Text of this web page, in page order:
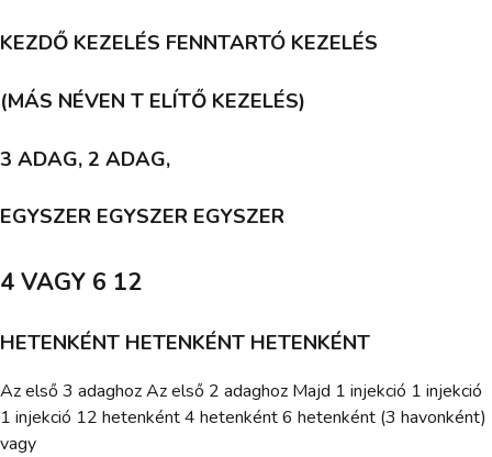
KEZDŐ KEZELÉS FENNTARTÓ KEZELÉS
(MÁS NÉVEN T ELÍTŐ KEZELÉS)
3 ADAG, 2 ADAG,
EGYSZER EGYSZER EGYSZER
4 VAGY 6 12
HETENKÉNT HETENKÉNT HETENKÉNT
Az első 3 adaghoz Az első 2 adaghoz Majd 1 injekció 1 injekció
1 injekció 12 hetenként 4 hetenként 6 hetenként (3 havonként)
vagy